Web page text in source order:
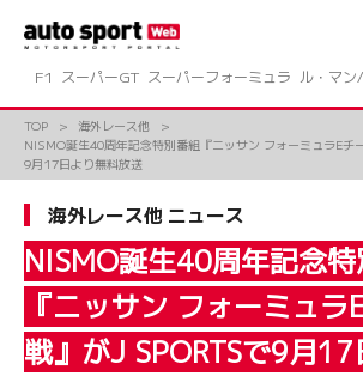
ツ
F1 スーパーGT スーパーフォーミュラ ル・マン
TOP
海外レース他
NISMO誕生40周年記念特別番組『ニッサン フォーミュラEチ
9月17日より無料放送
海外レース他 ニュース
NISMO誕生40周年記念
『ニッサン フォーミュラ
戦』がJ SPORTSで9月